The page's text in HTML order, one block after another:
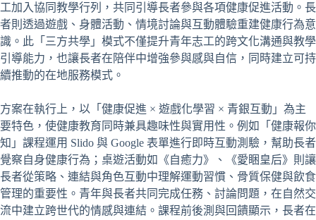
工加入協同教學行列，共同引導長者參與各項健康促進活動。長
者則透過遊戲、身體活動、情境討論與互動體驗重建健康行為意
識。此「三方共學」模式不僅提升青年志工的跨文化溝通與教學
引導能力，也讓長者在陪伴中增強參與感與自信，同時建立可持
續推動的在地服務模式。
方案在執行上，以「健康促進 × 遊戲化學習 × 青銀互動」為主
要特色，使健康教育同時兼具趣味性與實用性。例如「健康報你
知」課程運用 Slido 與 Google 表單進行即時互動測驗，幫助長者
覺察自身健康行為；桌遊活動如《自癒力》、《愛睏皇后》則讓
長者從策略、連結與角色互動中理解運動習慣、骨質保健與飲食
管理的重要性。青年與長者共同完成任務、討論問題，在自然交
流中建立跨世代的情感與連結。課程前後測與回饋顯示，長者在